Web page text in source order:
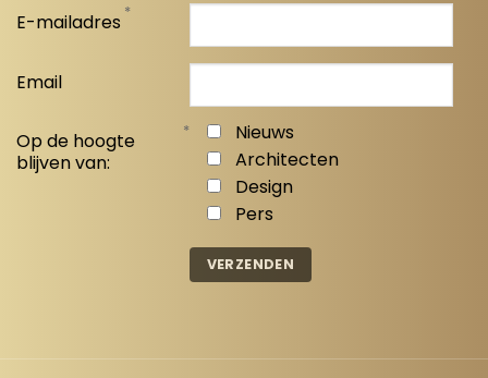
E-mailadres *
Email
Op de hoogte
blijven van:
*
Nieuws
Architecten
Design
Pers